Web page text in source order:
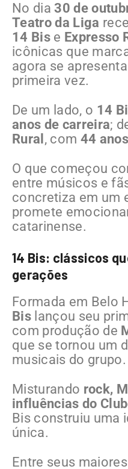
No dia30 de
Teatro da Liga
14 Bis e Expresso
icônicas que
agora se
primeira vez.
De um lado, o 14
anos de carreira;
Rural , com 44
O que começou
entre músicos e
concretiza em um
promete
catarinense.
14 Bis: clássicos
gerações
Formada em Belo
Bis lançou seu
com produção de
que se tornou um
musicais do grupo.
Misturando rock,
influências do
Bis construiu uma
única.
Entre seus